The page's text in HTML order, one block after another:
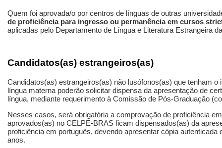
Quem foi aprovada/o por centros de línguas de outras
de proficiência para ingresso ou permanência em cursos
aplicadas pelo Departamento de Língua e Literatura Estrangeira
Candidatos(as) estrangeiros(as)
Candidatos(as) estrangeiros(as) não lusófonos(as) que tenham
língua materna poderão solicitar dispensa da apresentação de
língua, mediante requerimento à Comissão de Pós-Graduação
Nesses casos, será obrigatória a comprovação de proficiência
aprovados(as) no CELPE-BRAS ficam dispensados(as) da
proficiência em português, devendo apresentar cópia
anos.